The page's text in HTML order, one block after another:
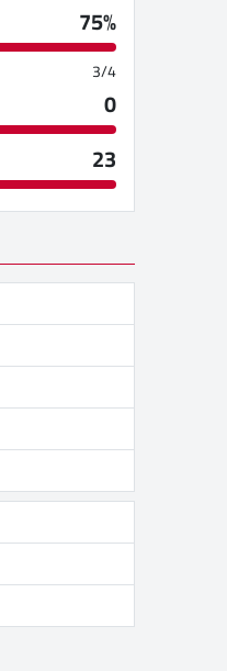
75%
3/4
0
23